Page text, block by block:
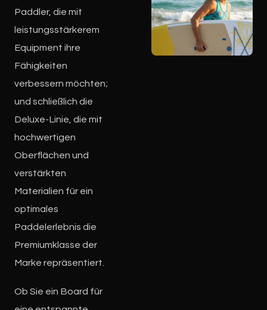
Paddler, die mit
leistungsstärkerem
Equipment ihre
Fähigkeiten
verbessern möchten;
und schließlich die
Deluxe-Linie, die mit
hochwertigen
Oberflächen und
verstärkten
Materialien für ein
optimales
Paddelerlebnis die
Premiumklasse der
Marke repräsentiert.
Ob Sie ein Board für